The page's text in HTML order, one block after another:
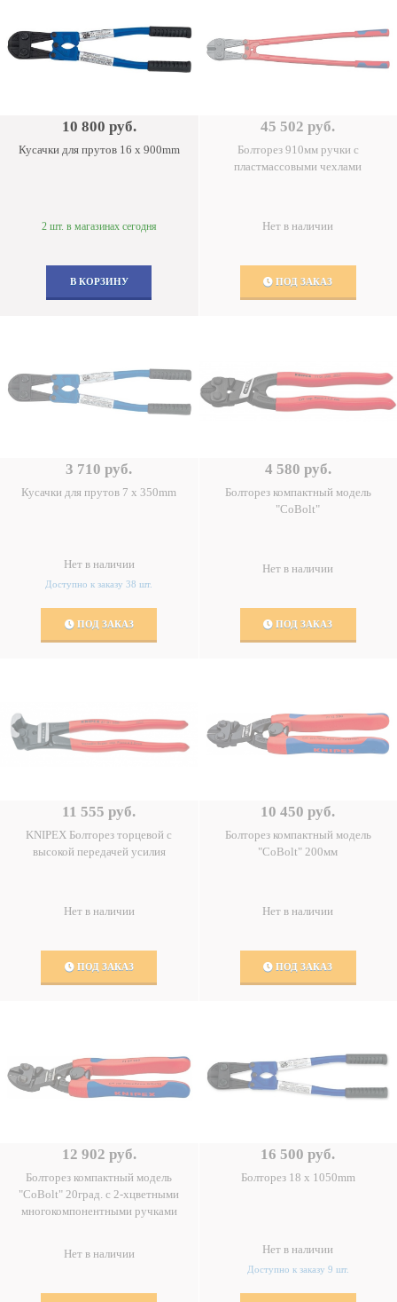
10 800 руб.
Кусачки для прутов 16 x 900mm
2 шт. в магазинах сегодня
В КОРЗИНУ
45 502 руб.
Болторез 910мм ручки с
пластмассовыми чехлами
Нет в наличии
ПОД ЗАКАЗ
3 710 руб.
Кусачки для прутов 7 x 350mm
Нет в наличии
Доступно к заказу 38 шт.
ПОД ЗАКАЗ
4 580 руб.
Болторез компактный модель
"CoBolt"
Нет в наличии
ПОД ЗАКАЗ
11 555 руб.
KNIPEX Болторез торцевой с
высокой передачей усилия
Нет в наличии
ПОД ЗАКАЗ
10 450 руб.
Болторез компактный модель
"CoBolt" 200мм
Нет в наличии
ПОД ЗАКАЗ
12 902 руб.
Болторез компактный модель
"CoBolt" 20град. с 2-хцветными
многокомпонентными ручками
Нет в наличии
16 500 руб.
Болторез 18 x 1050mm
Нет в наличии
Доступно к заказу 9 шт.